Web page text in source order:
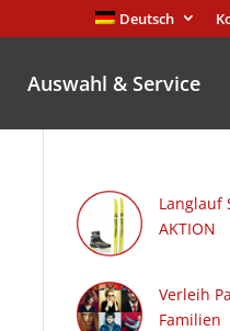
Deutsch
Auswahl & Service
Langlauf
AKTION
Verleih
Familien